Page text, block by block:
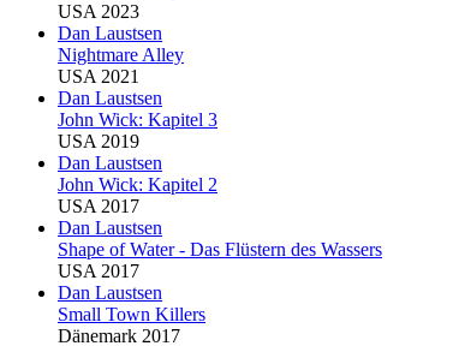
USA 2023
Dan Laustsen
Nightmare Alley
USA 2021
Dan Laustsen
John Wick: Kapitel 3
USA 2019
Dan Laustsen
John Wick: Kapitel 2
USA 2017
Dan Laustsen
Shape of Water - Das Flüstern des Wassers
USA 2017
Dan Laustsen
Small Town Killers
Dänemark 2017